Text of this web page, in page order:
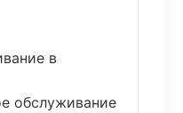
в
обслуживание